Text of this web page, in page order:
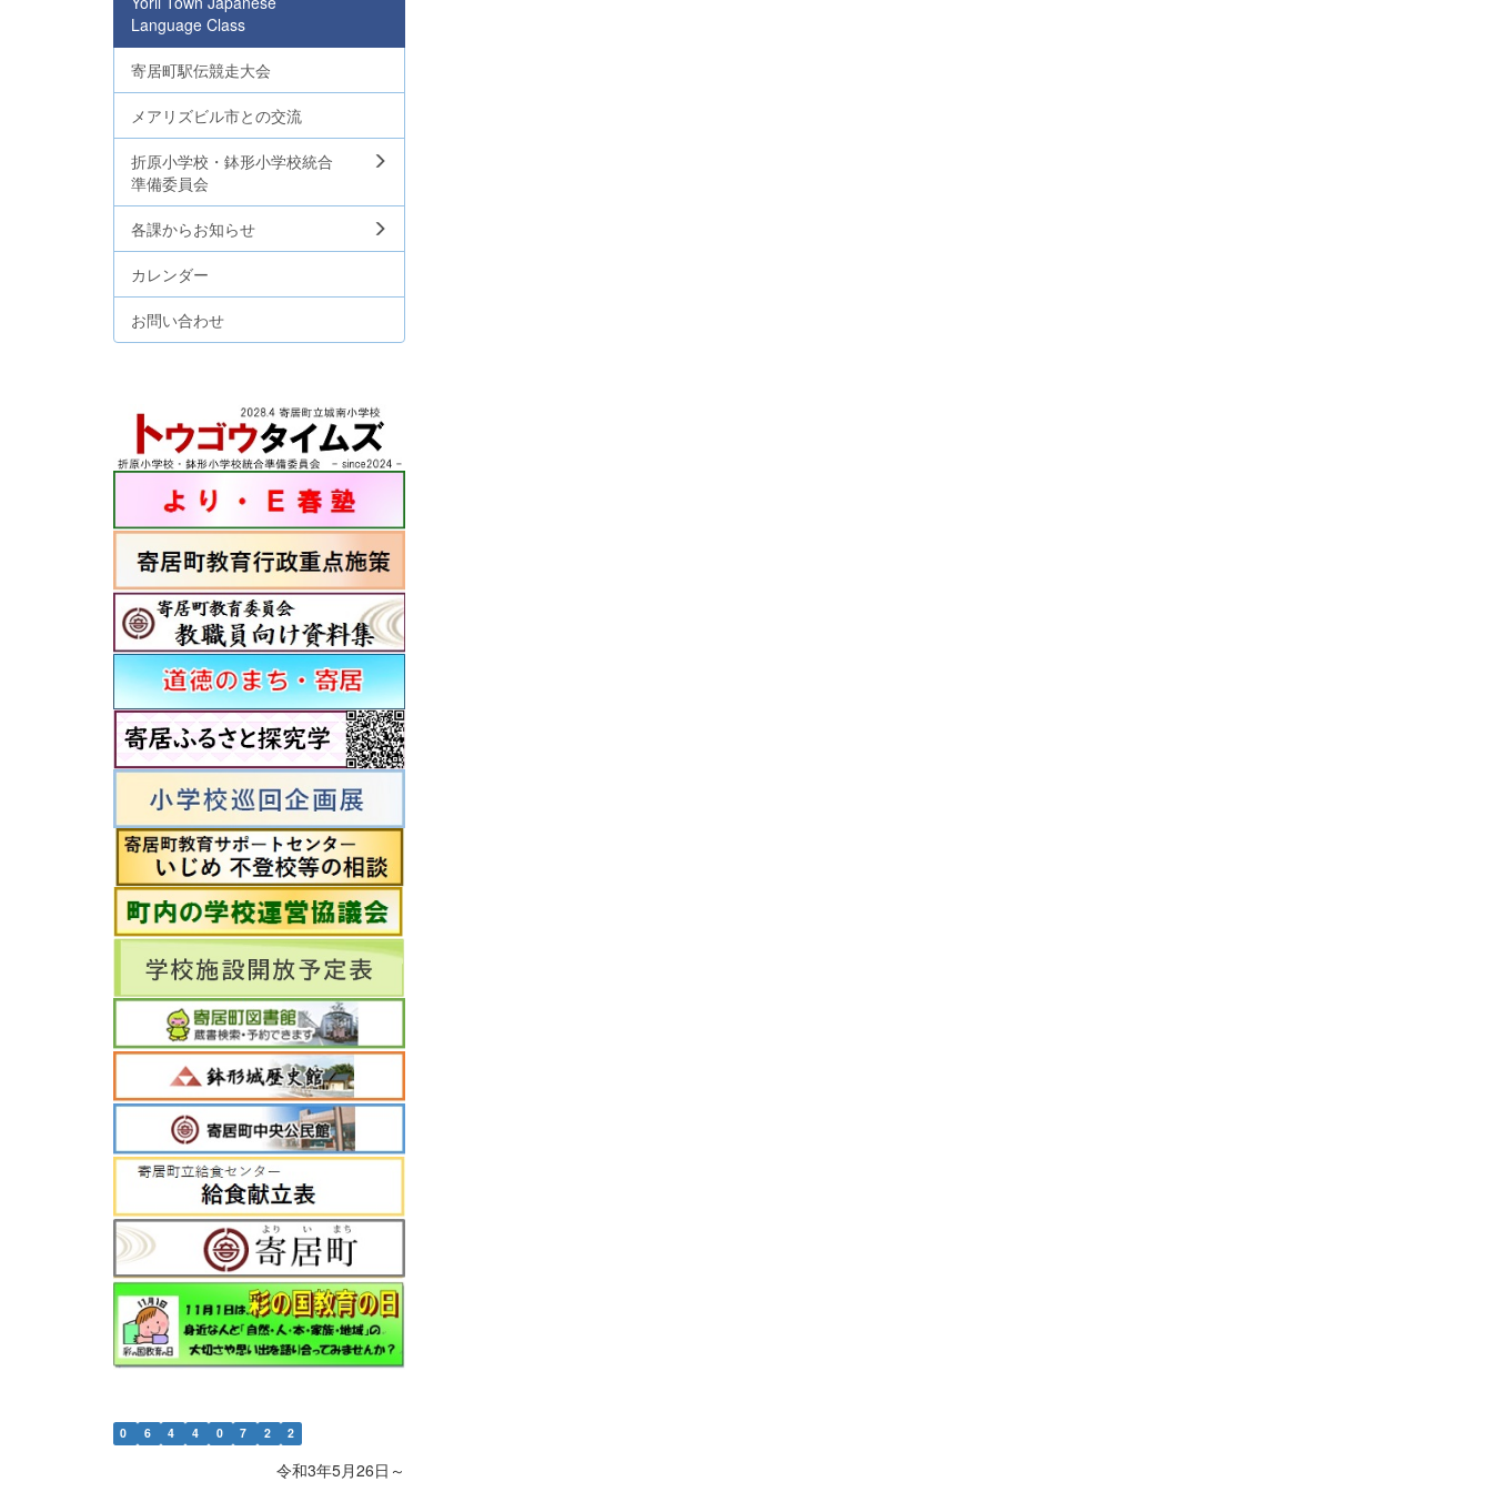
Language Class
寄居町駅伝競走大会
メアリズビル市との交流
折原小学校・鉢形小学校統合
準備委員会
各課からお知らせ
カレンダー
お問い合わせ
0 6 4 4 0 7 2 2
令和3年5月26日～